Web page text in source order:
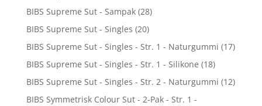
BIBS Supreme Sut - Sampak (28)
BIBS Supreme Sut - Singles (20)
BIBS Supreme Sut - Singles - Str. 1 - Naturgummi (17)
BIBS Supreme Sut - Singles - Str. 1 - Silikone (18)
BIBS Supreme Sut - Singles - Str. 2 - Naturgummi (12)
BIBS Symmetrisk Colour Sut - 2-Pak - Str. 1 -